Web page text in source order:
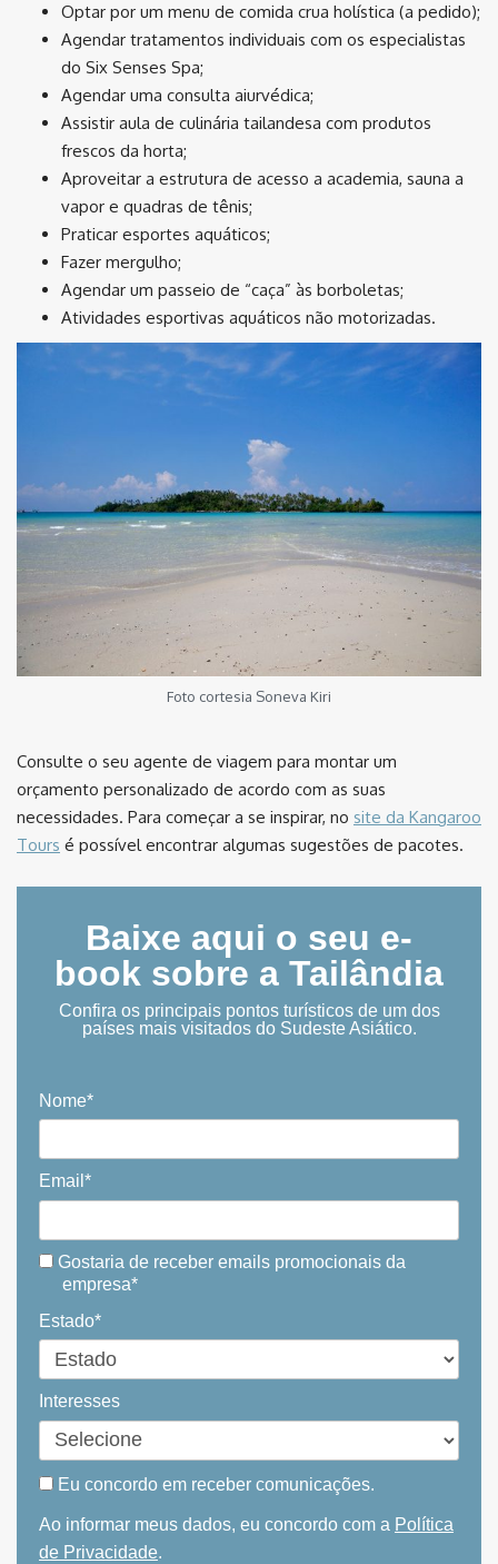
Optar por um menu de comida crua holística (a pedido);
Agendar tratamentos individuais com os especialistas
do Six Senses Spa;
Agendar uma consulta aiurvédica;
Assistir aula de culinária tailandesa com produtos
frescos da horta;
Aproveitar a estrutura de acesso a academia, sauna a
vapor e quadras de tênis;
Praticar esportes aquáticos;
Fazer mergulho;
Agendar um passeio de “caça” às borboletas;
Atividades esportivas aquáticos não motorizadas.
Foto cortesia Soneva Kiri
Consulte o seu agente de viagem para montar um
orçamento personalizado de acordo com as suas
necessidades. Para começar a se inspirar, no site da Kangaroo
Tours é possível encontrar algumas sugestões de pacotes.
Baixe aqui o seu e-
book sobre a Tailândia
Confira os principais pontos turísticos de um dos
países mais visitados do Sudeste Asiático.
Nome*
Email*
Gostaria de receber emails promocionais da
empresa*
Estado*
Interesses
Eu concordo em receber comunicações.
Ao informar meus dados, eu concordo com a Política
de Privacidade.